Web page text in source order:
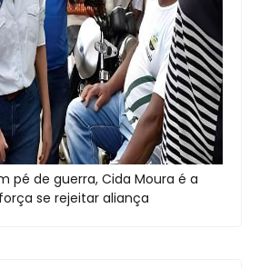
pé de guerra, Cida Moura é a
se rejeitar aliança